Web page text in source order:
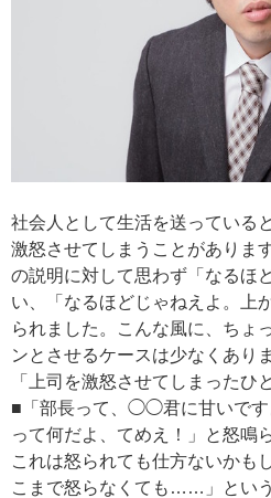
社会人として生活を送っている
激怒させてしまうことがありま
の説明に対して思わず「なるほ
い、「なるほどじゃねえよ。上
られました。こんな風に、ちょ
ンとさせるケースは少なくあり
「上司を激怒させてしまったひ
■「部長って、◯◯君に甘いです
って何だよ、てめえ！」と怒鳴
これは怒られても仕方ないかも
こまで怒らなくても……」とい